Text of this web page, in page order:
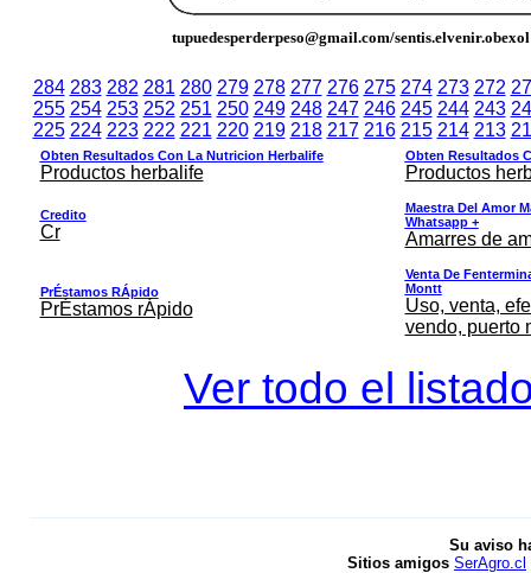
tupuedesperderpeso@gmail.com/sentis.elvenir.obexol
284 283 282 281 280 279 278 277 276 275 274 273 272
255 254 253 252 251 250 249 248 247 246 245 244 243
225 224 223 222 221 220 219 218 217 216 215 214 213
Obten Resultados Con La Nutricion Herbalife
Productos herbalife
Obten Resultados
Productos
Credito
Cr
Maestra Del Amor
Whatsapp +
Amarres de
PrÉstamos RÁpido
PrÉstamos rÁpido
Venta De
Montt
Uso, venta,
vendo, puerto
Ver todo el
Su aviso
Sitios amigos SerAgro.cl